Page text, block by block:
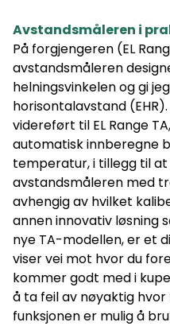
Avstandsmåleren i
På forgjengeren (EL
avstandsmåleren
helningsvinkelen og gi
horisontalavstand
videreført til EL Range
automatisk innberegne
temperatur, i tillegg til
avstandsmåleren med
avhengig av hvilket
annen innovativ løsning
nye TA-modellen, er et
viser vei mot hvor du
kommer godt med i
å ta feil av nøyaktig hvor
funksjonen er mulig å